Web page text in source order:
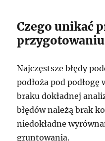
Czego unikać
Najczęstsze błędy
podłoża pod
braku dokładnej
błędów należą brak
niedokładne
gruntowania.